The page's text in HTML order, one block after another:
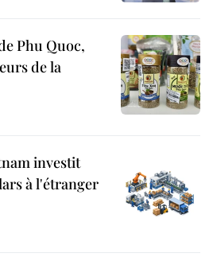
Phu Quoc,
de la
investit
à l'étranger